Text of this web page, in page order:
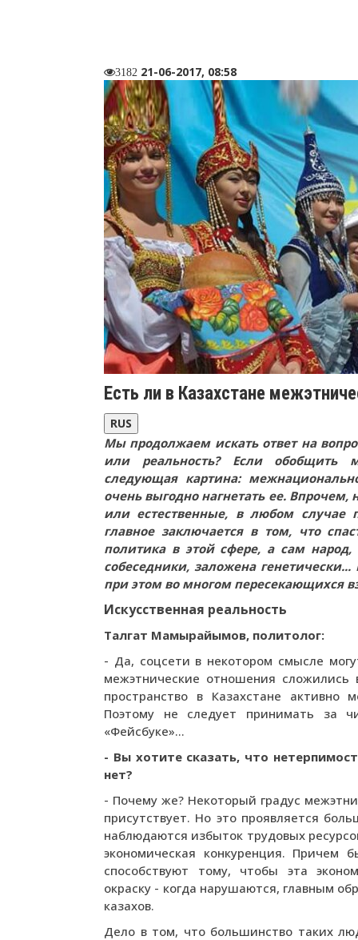
3182 21-06-2017, 08:58
Есть ли в Казахстане
RUS
Мы продолжаем искать ответ на
или реальность? Если обобщить
следующая картина:
очень выгодно нагнетать ее. Впрочем,
или естественные, в любом случае
главное заключается в том, что
политика в этой сфере, а сам
собеседники, заложена
при этом во многом пересекающихся
Искусственная реальность
Талгат Мамырайымов, политолог:
- Да, соцсети в некотором смысле
межэтнические отношения
пространство в Казахстане активно
Поэтому не следует принимать за
«Фейсбуке»…
- Вы хотите сказать, что
нет?
- Почему же? Некоторый градус
присутствует. Но это проявляется
наблюдаются избыток трудовых
экономическая конкуренция. Причем
способствуют тому, чтобы эта
окраску - когда нарушаются, главным
казахов.
Дело в том, что большинство таких